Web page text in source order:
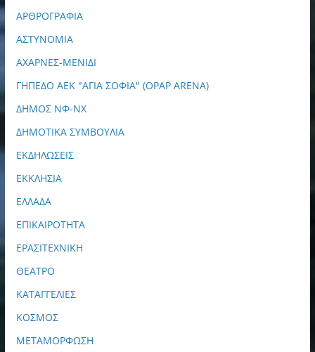
ΑΡΘΡΟΓΡΑΦΙΑ
ΑΣΤΥΝΟΜΙΑ
ΑΧΑΡΝΕΣ-ΜΕΝΙΔΙ
ΓΗΠΕΔΟ ΑΕΚ "ΑΓΙΑ ΣΟΦΙΑ" (OPAP ARENA)
ΔΗΜΟΣ ΝΦ-ΝΧ
ΔΗΜΟΤΙΚΑ ΣΥΜΒΟΥΛΙΑ
ΕΚΔΗΛΩΣΕΙΣ
ΕΚΚΛΗΣΙΑ
ΕΛΛΑΔΑ
ΕΠΙΚΑΙΡΟΤΗΤΑ
ΕΡΑΣΙΤΕΧΝΙΚΗ
ΘΕΑΤΡΟ
ΚΑΤΑΓΓΕΛΙΕΣ
ΚΟΣΜΟΣ
ΜΕΤΑΜΟΡΦΩΣΗ